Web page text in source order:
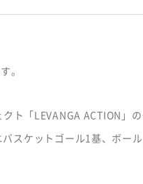
。
ト「LEVANGA ACTION」
スケットゴール1基、ボー